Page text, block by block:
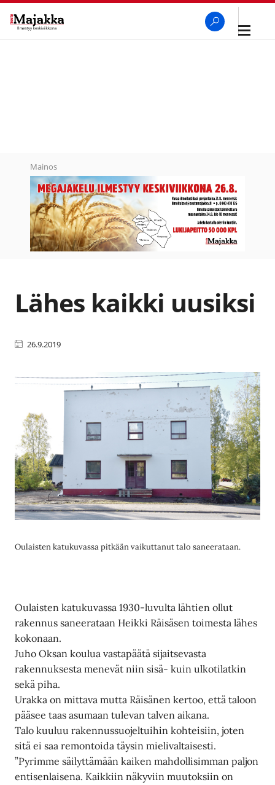
Avaa
Mainos
Lähes kaikki uusiksi
26.9.2019
Oulaisten katukuvassa pitkään vaikuttanut talo saneerataan.
Oulaisten katukuvassa 1930-luvulta lähtien ollut
rakennus saneerataan Heikki Räisäsen toimesta lähes
kokonaan.
Juho Oksan koulua vastapäätä sijaitsevasta
rakennuksesta menevät niin sisä- kuin ulkotilatkin
sekä piha.
Urakka on mittava mutta Räisänen kertoo, että taloon
pääsee taas asumaan tulevan talven aikana.
Talo kuuluu rakennussuojeltuihin kohteisiin, joten
sitä ei saa remontoida täysin mielivaltaisesti.
”Pyrimme säilyttämään kaiken mahdollisimman paljon
entisenlaisena. Kaikkiin näkyviin muutoksiin on